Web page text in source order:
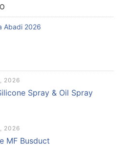
2026
Spray & Oil Spray
2026
MF Busduct